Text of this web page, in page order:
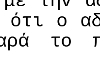
ότι o
τo